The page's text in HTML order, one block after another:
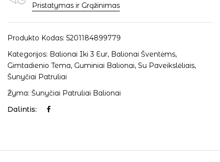
Pristatymas ir Grąžinimas
Produkto Kodas: 5201184899779
Kategorijos: Balionai Iki 3 Eur, Balionai Šventėms,
Gimtadienio Tema, Guminiai Balionai, Su Paveikslėliais,
Šunyčiai Patruliai
Žyma: Šunyčiai Patruliai Balionai
Dalintis: